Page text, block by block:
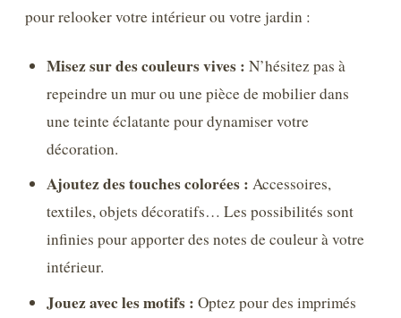
pour relooker votre intérieur ou votre jardin :
Misez sur des couleurs vives : N’hésitez pas à
repeindre un mur ou une pièce de mobilier dans
une teinte éclatante pour dynamiser votre
décoration.
Ajoutez des touches colorées : Accessoires,
textiles, objets décoratifs… Les possibilités sont
infinies pour apporter des notes de couleur à votre
intérieur.
Jouez avec les motifs : Optez pour des imprimés